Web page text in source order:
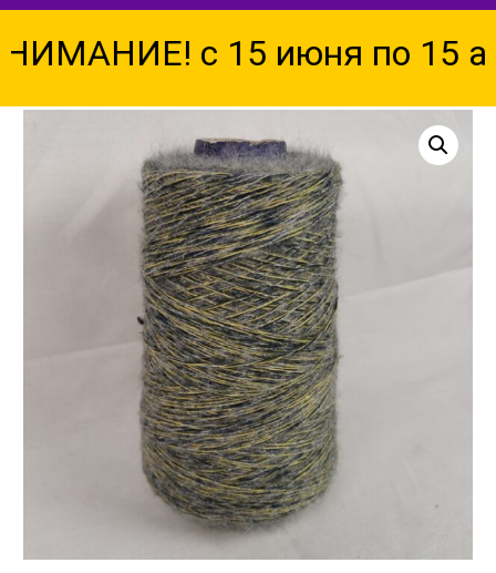
с 15 июня по 15